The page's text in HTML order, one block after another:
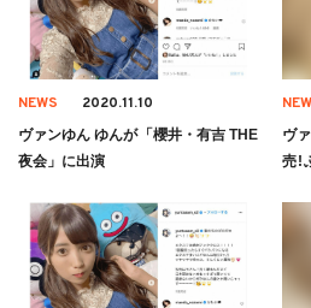
NEWS 2020.11.10
ヴァンゆん ゆんが「櫻井・有吉 THE
夜会」に出演
ヴ
売!